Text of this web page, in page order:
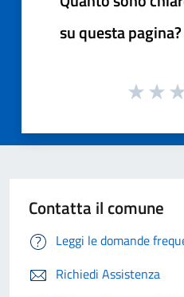
su questa pagina?
Contatta il comune
Leggi le domande
Richiedi Assistenza